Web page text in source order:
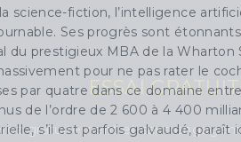
science-fiction, l’intelligence
Ses progrès sont
du prestigieux MBA de la Wharton
pour ne pas rater le
par quatre dans ce domaine
de l’ordre de 2 600 à 4 400
s’il est parfois galvaudé, paraît
ESSAI GRATUIT
gratuitement et sans